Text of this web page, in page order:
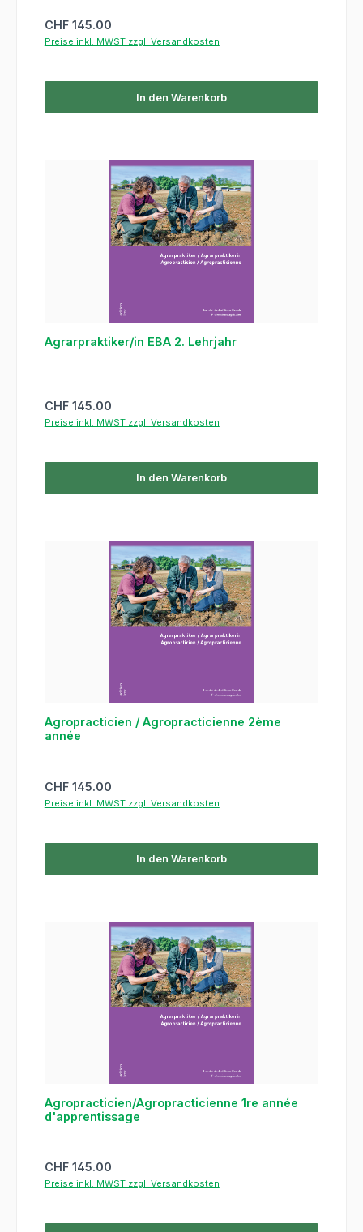
Regulärer Preis:
CHF 145.00
Preise inkl. MWST zzgl. Versandkosten
In den Warenkorb
Agrarpraktiker/in EBA 2. Lehrjahr
Regulärer Preis:
CHF 145.00
Preise inkl. MWST zzgl. Versandkosten
In den Warenkorb
Agropracticien / Agropracticienne 2ème
année
Regulärer Preis:
CHF 145.00
Preise inkl. MWST zzgl. Versandkosten
In den Warenkorb
Agropracticien/Agropracticienne 1re année
d'apprentissage
Regulärer Preis:
CHF 145.00
Preise inkl. MWST zzgl. Versandkosten